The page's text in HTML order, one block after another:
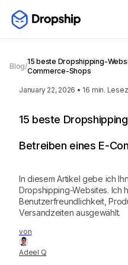
Blog/
15 beste Dropshipping-
Commerce-Shops
January 22, 2026 • 16 min.
von
Adeel Q
15 beste
Betreiben eines E-
In diesem Artikel gebe ich
Dropshipping-Websites. Ich
Benutzerfreundlichkeit,
Versandzeiten ausgewählt.